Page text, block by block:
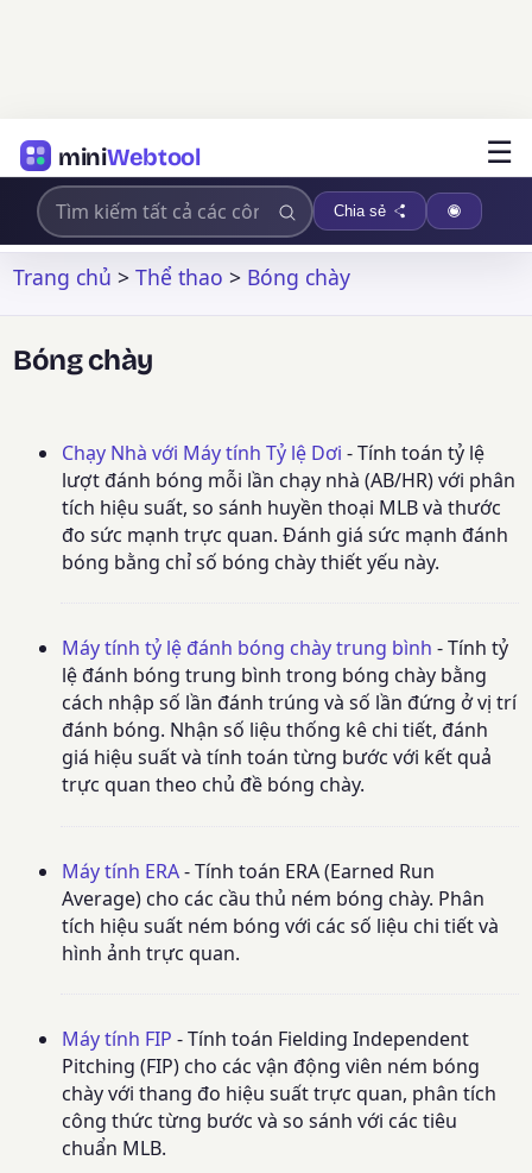
miniWebtool ☰
Chia sẻ
Trang chủ >Thể thao > Bóng chày
Bóng chày
Chạy Nhà với Máy tính Tỷ lệ Dơi - Tính toán tỷ lệ
lượt đánh bóng mỗi lần chạy nhà (AB/HR) với phân
tích hiệu suất, so sánh huyền thoại MLB và thước
đo sức mạnh trực quan. Đánh giá sức mạnh đánh
bóng bằng chỉ số bóng chày thiết yếu này.
Máy tính tỷ lệ đánh bóng chày trung bình - Tính tỷ
lệ đánh bóng trung bình trong bóng chày bằng
cách nhập số lần đánh trúng và số lần đứng ở vị trí
đánh bóng. Nhận số liệu thống kê chi tiết, đánh
giá hiệu suất và tính toán từng bước với kết quả
trực quan theo chủ đề bóng chày.
Máy tính ERA- Tính toán ERA (Earned Run
Average) cho các cầu thủ ném bóng chày. Phân
tích hiệu suất ném bóng với các số liệu chi tiết và
hình ảnh trực quan.
Máy tính FIP - Tính toán Fielding Independent
Pitching (FIP) cho các vận động viên ném bóng
chày với thang đo hiệu suất trực quan, phân tích
công thức từng bước và so sánh với các tiêu
chuẩn MLB.